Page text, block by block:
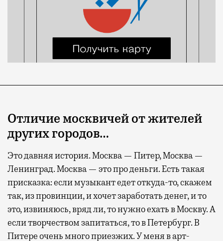
Отличие москвичей от жителей
других городов…
Это давняя история. Москва — Питер, Москва —
Ленинград. Москва — это про деньги. Есть такая
присказка: если музыкант едет откуда-то, скажем
так, из провинции, и хочет заработать денег, и то
это, извиняюсь, вряд ли, то нужно ехать в Москву. А
если творчеством запитаться, то в Петербург. В
Питере очень много приезжих. У меня в арт-